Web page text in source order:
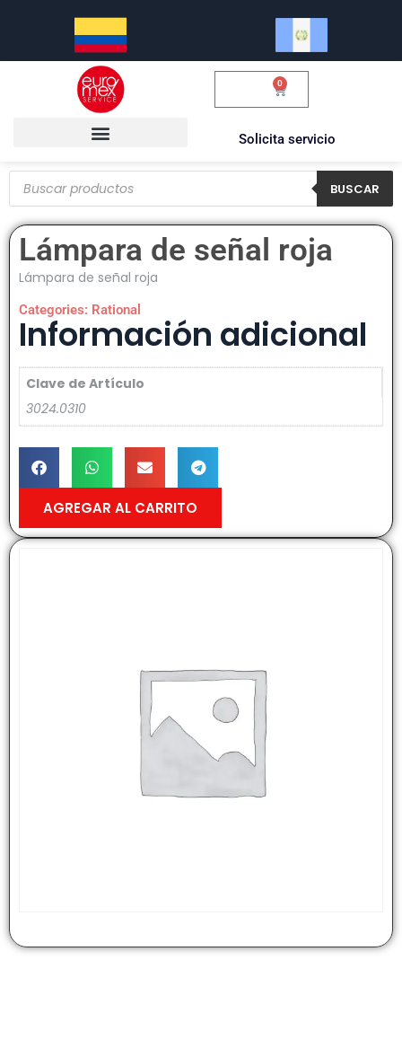
0
Solicita servicio
BUSCAR
Lámpara de señal roja
Lámpara de señal roja
Categories: Rational
Información adicional
Clave de Artículo
3024.0310
AGREGAR AL CARRITO